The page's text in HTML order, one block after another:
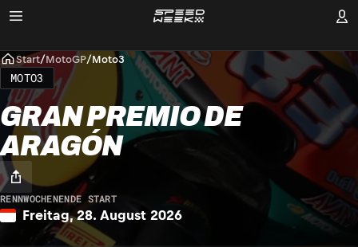
Start/MotoGP/Moto3
MOTO3
GRAN PREMIO DE
ARAGÓN
RENNWOCHENENDE START
Freitag, 28. August 2026